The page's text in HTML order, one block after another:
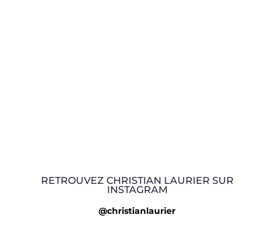
RETROUVEZ CHRISTIAN LAURIER SUR
INSTAGRAM
@christianlaurier